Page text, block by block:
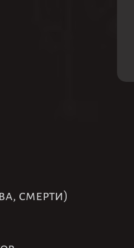
смерти)